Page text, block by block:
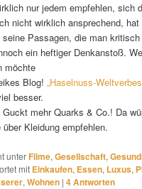
nur jedem empfehlen, sich
nicht wirklich ansprechend, hat
seine Passagen, die man
ein heftiger Denkanstoß.
möchte
Blog!„Haselnuss-
besser.
mehr Quarks & Co.! Da
über Kleidung empfehlen.
unterFilme,Gesellschaft,
mit Einkaufen, Essen, Luxus,
,Wohnen |4Antworten